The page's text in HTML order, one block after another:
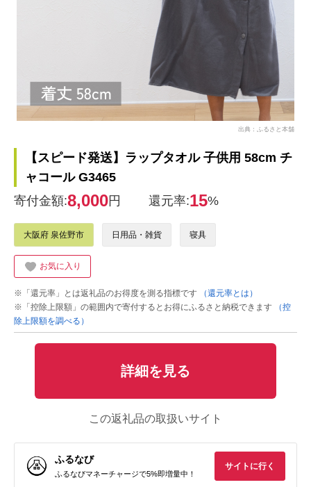
出典：ふるさと本舗
【スピード発送】ラップタオル 子供用 58cm チ
ャコール G3465
寄付金額:8,000円 還元率:15%
大阪府 泉佐野市 日用品・雑貨 寝具
お気に入り
※「還元率」とは返礼品のお得度を測る指標です
（還元率とは）
※「控除上限額」の範囲内で寄付するとお得にふるさと納税できます
（控
除上限額を調べる）
詳細を見る
この返礼品の取扱いサイト
ふるなび
ふるなびマネーチャージで5%即増量中！
サイトに行く